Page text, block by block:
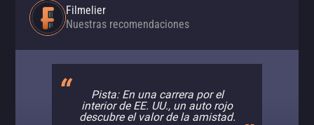
Filmelier
Nuestras recomendaciones
Pista: En una carrera por el
interior de EE. UU., un auto rojo
descubre el valor de la amistad.